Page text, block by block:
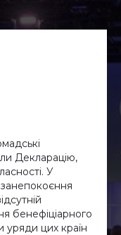
Декларацію,
У
бенефіціарного
уряди цих країн